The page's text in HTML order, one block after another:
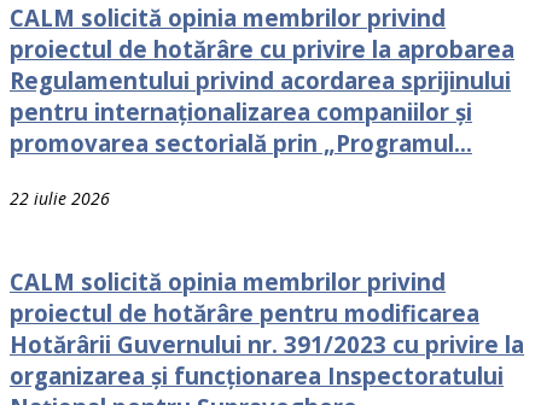
CALM solicită opinia membrilor privind
proiectul de hotărâre cu privire la aprobarea
Regulamentului privind acordarea sprijinului
pentru internaționalizarea companiilor și
promovarea sectorială prin „Programul...
22 iulie 2026
CALM solicită opinia membrilor privind
proiectul de hotărâre pentru modificarea
Hotărârii Guvernului nr. 391/2023 cu privire la
organizarea și funcționarea Inspectoratului